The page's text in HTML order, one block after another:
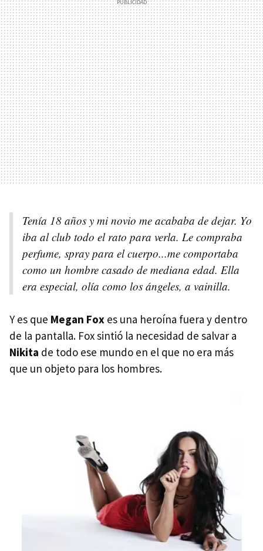
Tenía 18 años y mi novio me acababa de dejar. Yo
iba al club todo el rato para verla. Le compraba
perfume, spray para el cuerpo...me comportaba
como un hombre casado de mediana edad. Ella
era especial, olía como los ángeles, a vainilla.
Y es que Megan Fox es una heroína fuera y dentro
de la pantalla. Fox sintió la necesidad de salvar a
Nikita de todo ese mundo en el que no era más
que un objeto para los hombres.